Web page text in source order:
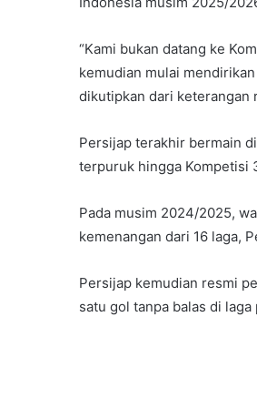
“Kami bukan datang ke
kemudian mulai
dikutipkan dari keterangan
Persijap terakhir bermain
terpuruk hingga Kompetisi
Pada musim 2024/2025,
kemenangan dari 16 laga,
Persijap kemudian resmi
satu gol tanpa balas di